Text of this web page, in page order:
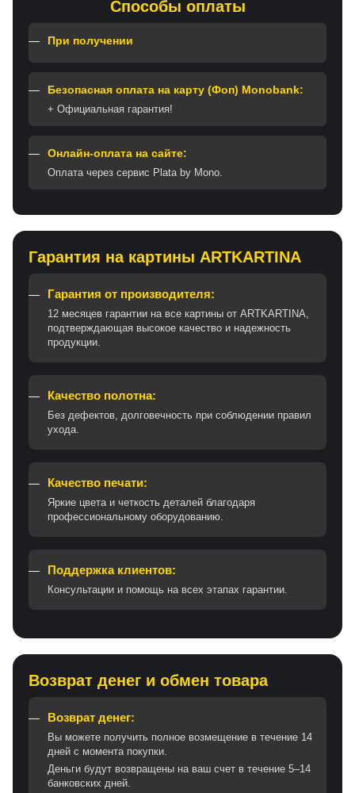
Способы оплаты
При получении
Безопасная оплата на карту (Фоп) Monobank:
+ Официальная гарантия!
Онлайн-оплата на сайте:
Оплата через сервис Plata by Mono.
Гарантия на картины ARTKARTINA
Гарантия от производителя:
12 месяцев гарантии на все картины от ARTKARTINA,
подтверждающая высокое качество и надежность
продукции.
Качество полотна:
Без дефектов, долговечность при соблюдении правил
ухода.
Качество печати:
Яркие цвета и четкость деталей благодаря
профессиональному оборудованию.
Поддержка клиентов:
Консультации и помощь на всех этапах гарантии.
Возврат денег и обмен товара
Возврат денег:
Вы можете получить полное возмещение в течение 14
дней с момента покупки.
Деньги будут возвращены на ваш счет в течение 5–14
банковских дней.